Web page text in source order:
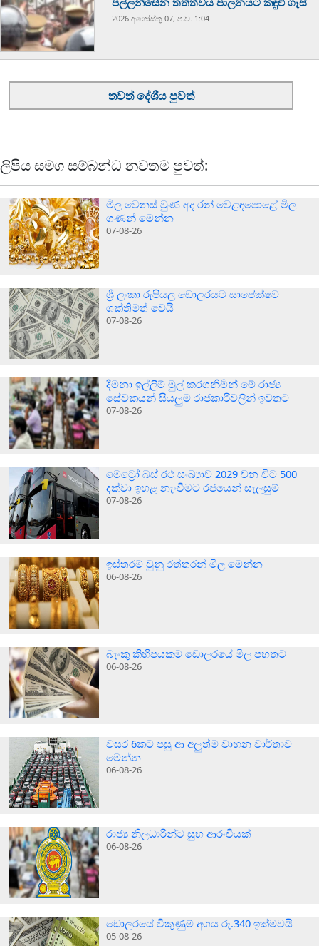
2026 අගෝස්‍තු 07, ප.ව. 1:04
තවත් දේශීය පුවත්
ලිපිය සමග සම්බන්ධ නවතම පුවත්:
මිල වෙනස් වුණ අද රන් වෙළඳපොළේ මිල
ගණන් මෙන්න
07-08-26
ශ්‍රී ලංකා රුපියල ඩොලරයට සාපේක්ෂව
ශක්තිමත් වෙයි
07-08-26
දීමනා ඉල්ලීම් මුල් කරගනිමින් මේ රාජ්‍ය
සේවකයන් සියලුම රාජකාරිවලින් ඉවතට
07-08-26
මෙට්‍රෝ බස් රථ සංඛ්‍යාව 2029 වන විට 500
දක්වා ඉහළ නැංවීමට රජයෙන් සැලසුම්
07-08-26
ඉස්තරම් වුනු රත්තරන් මිල මෙන්න
06-08-26
බැංකු කිහිපයකම ඩොලරයේ මිල පහතට
06-08-26
වසර 6කට පසු ආ අලුත්ම වාහන වාර්තාව
මෙන්න
06-08-26
රාජ්‍ය නිලධාරීන්ට සුභ ආරංචියක්
06-08-26
ඩොලරයේ විකුණුම් අගය රු.340 ඉක්මවයි
05-08-26